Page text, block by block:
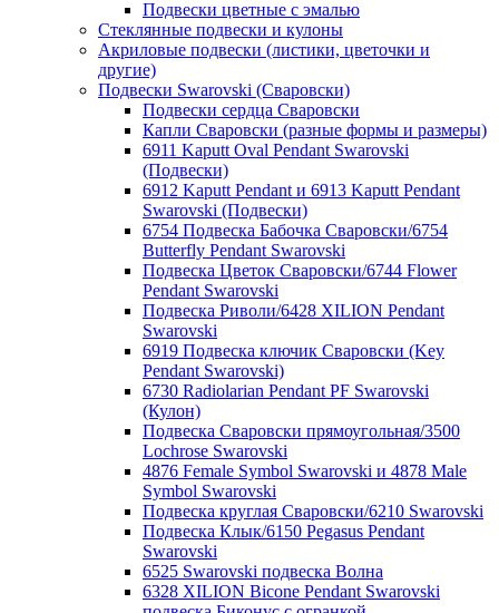
Подвески цветные с эмалью
Стеклянные подвески и кулоны
Акриловые подвески (листики, цветочки и
другие)
Подвески Swarovski (Сваровски)
Подвески сердца Сваровски
Капли Сваровски (разные формы и размеры)
6911 Kaputt Oval Pendant Swarovski
(Подвески)
6912 Kaputt Pendant и 6913 Kaputt Pendant
Swarovski (Подвески)
6754 Подвеска Бабочка Сваровски/6754
Butterfly Pendant Swarovski
Подвеска Цветок Сваровски/6744 Flower
Pendant Swarovski
Подвеска Риволи/6428 XILION Pendant
Swarovski
6919 Подвеска ключик Сваровски (Key
Pendant Swarovski)
6730 Radiolarian Pendant PF Swarovski
(Кулон)
Подвеска Сваровски прямоугольная/3500
Lochrose Swarovski
4876 Female Symbol Swarovski и 4878 Male
Symbol Swarovski
Подвеска круглая Сваровски/6210 Swarovski
Подвеска Клык/6150 Pegasus Pendant
Swarovski
6525 Swarovski подвеска Волна
6328 XILION Bicone Pendant Swarovski